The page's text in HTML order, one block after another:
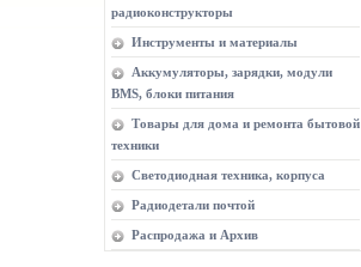
радиоконструкторы
Инструменты и материалы
Аккумуляторы, зарядки, модули
BMS, блоки питания
Товары для дома и ремонта бытовой
техники
Светодиодная техника, корпуса
Радиодетали почтой
Распродажа и Архив